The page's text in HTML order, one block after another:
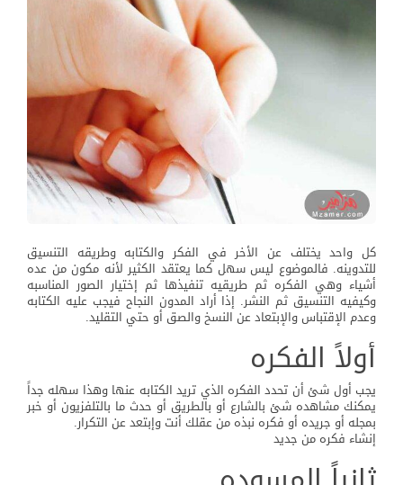
كل واحد يختلف عن الأخر في الفكر والكتابه وطريقه التنسيق
للتدوينه. فالموضوع ليس سهل كما يعتقد الكثير لأنه مكون من عده
أشياء وهي الفكره ثم طريقيه تنفيذها ثم إختيار الصور المناسبه
وكيفيه التنسيق ثم النشر. إذا أراد المدون النجاح فيجب عليه الكتابه
وعدم الإقتباس والإبتعاد عن النسخ والصق أو حتي التقليد.
أولاً الفكره
يجب أول شئ أن تحدد الفكره الذي تريد الكتابه عنها وهذا سهله جداً
يمكنك مشاهده شئ بالشارع أو بالطريق أو حدث ما بالتلفزيون أو خبر
بمجله أو جريده أو فكره نبذه من عقلك أنت وإبتعد عن التكرار.
إنشاء فكره من جديد